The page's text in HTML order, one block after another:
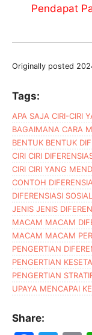
Pendapat
Originally posted
Tags:
APA SAJA CIRI-CIRI
BAGAIMANA CARA
BENTUK BENTUK
CIRI CIRI
CIRI CIRI YANG
CONTOH
DIFERENSIASI
JENIS JENIS
MACAM MACAM
MACAM MACAM
PENGERTIAN
PENGERTIAN
PENGERTIAN
UPAYA MENCAPAI
Share: